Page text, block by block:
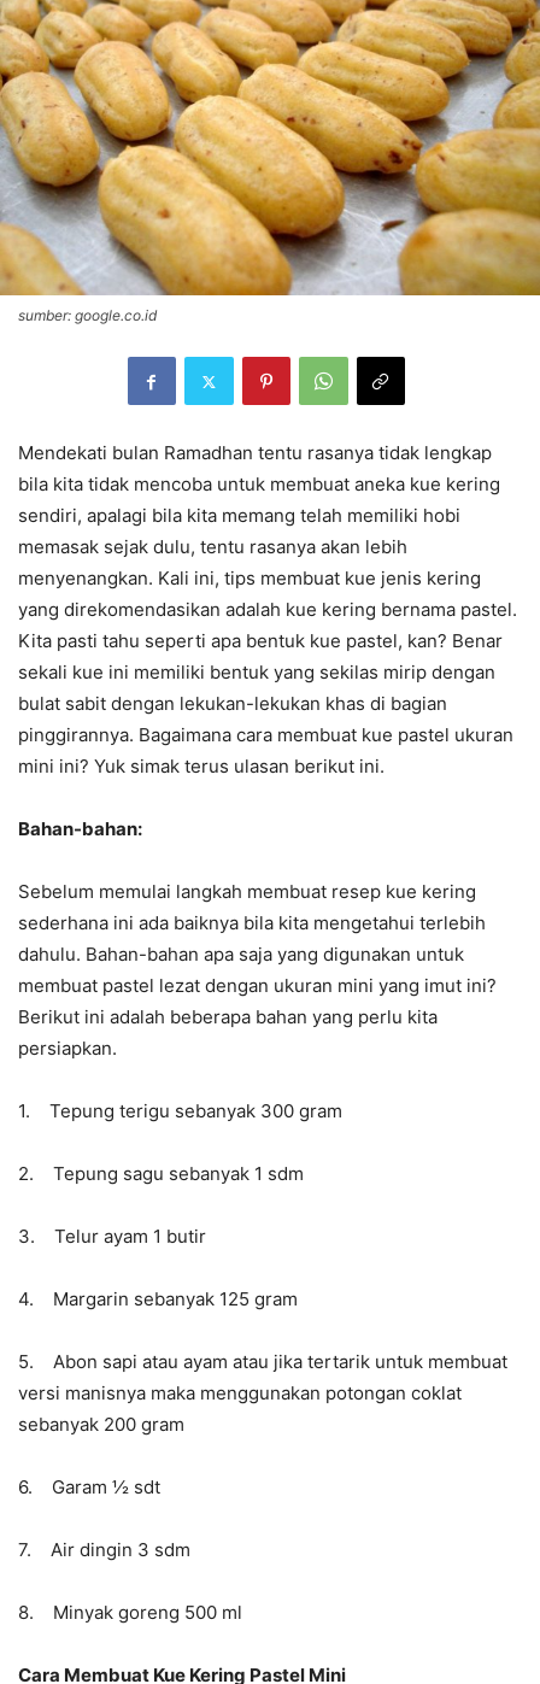
sumber: google.co.id
Mendekati bulan Ramadhan tentu rasanya tidak lengkap
bila kita tidak mencoba untuk membuat aneka kue kering
sendiri, apalagi bila kita memang telah memiliki hobi
memasak sejak dulu, tentu rasanya akan lebih
menyenangkan. Kali ini, tips membuat kue jenis kering
yang direkomendasikan adalah kue kering bernama pastel.
Kita pasti tahu seperti apa bentuk kue pastel, kan? Benar
sekali kue ini memiliki bentuk yang sekilas mirip dengan
bulat sabit dengan lekukan-lekukan khas di bagian
pinggirannya. Bagaimana cara membuat kue pastel ukuran
mini ini? Yuk simak terus ulasan berikut ini.
Bahan-bahan:
Sebelum memulai langkah membuat resep kue kering
sederhana ini ada baiknya bila kita mengetahui terlebih
dahulu. Bahan-bahan apa saja yang digunakan untuk
membuat pastel lezat dengan ukuran mini yang imut ini?
Berikut ini adalah beberapa bahan yang perlu kita
persiapkan.
1. Tepung terigu sebanyak 300 gram
2. Tepung sagu sebanyak 1 sdm
3. Telur ayam 1 butir
4. Margarin sebanyak 125 gram
5. Abon sapi atau ayam atau jika tertarik untuk membuat
versi manisnya maka menggunakan potongan coklat
sebanyak 200 gram
6. Garam ½ sdt
7. Air dingin 3 sdm
8. Minyak goreng 500 ml
Cara Membuat Kue Kering Pastel Mini